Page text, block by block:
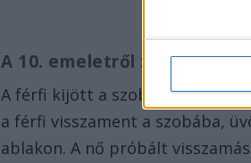
A 10. emeletről zuhant le
A férfi kijött a szobából, a nő
a férfi visszament a szobába,
ablakon. A nő próbált